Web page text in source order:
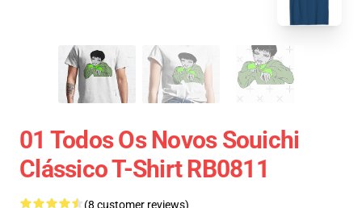
01 Todos Os Novos Souichi
Clássico T-Shirt RB0811
(8 customer reviews)